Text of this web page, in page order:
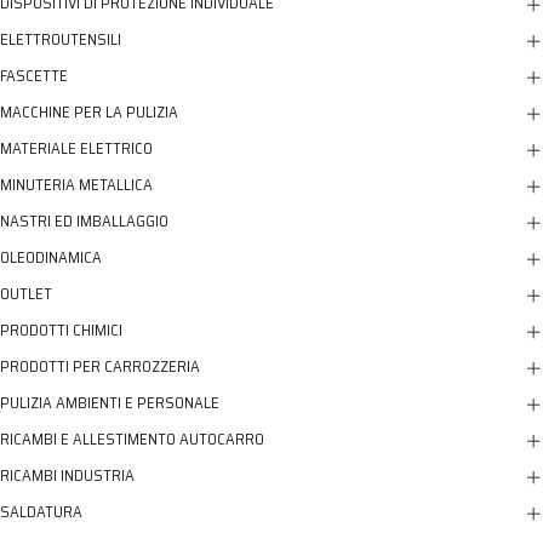
ELETTROUTENSILI
FASCETTE
MACCHINE PER LA PULIZIA
MATERIALE ELETTRICO
MINUTERIA METALLICA
NASTRI ED IMBALLAGGIO
OLEODINAMICA
OUTLET
PRODOTTI CHIMICI
PRODOTTI PER CARROZZERIA
PULIZIA AMBIENTI E PERSONALE
RICAMBI E ALLESTIMENTO AUTOCARRO
RICAMBI INDUSTRIA
SALDATURA